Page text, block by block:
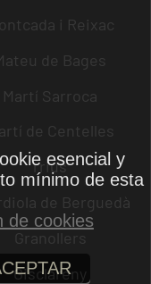
i Reixac
de Bages
Martí Sarroca
de Centelles
rrius
de Berguedà
Granollers
Gisclareny
esencial y
mínimo de esta
de cookies